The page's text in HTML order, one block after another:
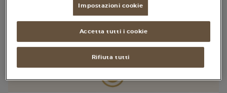
Vegetariane
Impostazioni cookie
Rifiuta tutti
Accetta tutti i cookie